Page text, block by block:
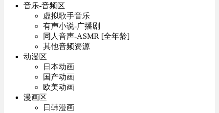
音乐-音频区
虚拟歌手音乐
有声小说-广播剧
同人音声-ASMR [全年龄]
其他音频资源
动漫区
日本动画
国产动画
欧美动画
漫画区
日韩漫画